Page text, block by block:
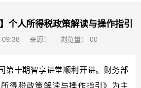
个人所得税政策解读与操作指引
09:38 来源： 浏览量： 00
第十期智享讲堂顺利开讲。财务部
得税政策解读与操作指引》为主